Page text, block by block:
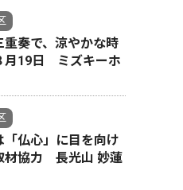
重奏で、涼やかな時
19日 ミズキーホ
「仏心」に目を向け
協力 長光山 妙蓮